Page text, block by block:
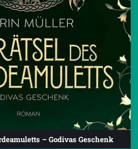
– Godivas Geschenk